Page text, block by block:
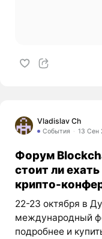
Vladislav Ch
События 13 Сен
Форум
стоит ли
крипто-
22-23 октября в
международный
подробнее и